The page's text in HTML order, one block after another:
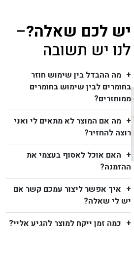
יש לכם שאלה?–
לנו יש תשובה
מה ההבדל בין שימוש חוזר
בחומרים לבין שימוש בחומרים
ממוחזרים?
מה אם המוצר לא מתאים לי ואני
רוצה להחזיר?
האם אוכל לאסוף בעצמי את
ההזמנה?
איך אפשר ליצור עמכם קשר אם
יש לי שאלה?
כמה זמן ייקח למוצר להגיע אליי?